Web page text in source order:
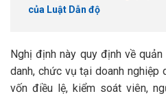
của Luật Dẫn độ
Nghị định này quy định về
danh, chức vụ tại doanh nghiệp
vốn điều lệ, kiểm soát viên,